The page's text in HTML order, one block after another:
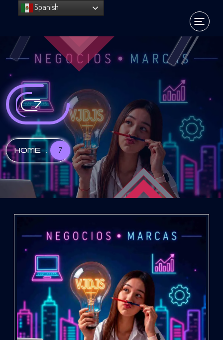
7
HOME : 7
Spanish